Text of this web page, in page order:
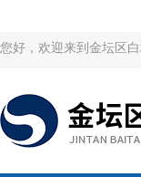
您好，欢迎来到金坛区